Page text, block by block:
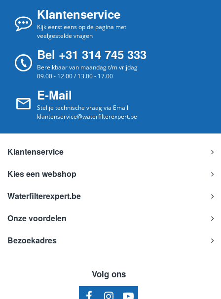
Klantenservice
Kijk eerst eens op de pagina met
veelgestelde vragen
Bel +31 314 745 333
Bereikbaar van maandag t/m vrijdag
09.00 - 12.00 / 13.00 - 17.00
E-Mail
Stel je technische vraag via Email
klantenservice@waterfilterexpert.be
Klantenservice
Kies een webshop
Waterfilterexpert.be
Onze voordelen
Bezoekadres
Volg ons